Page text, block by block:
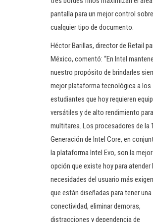
pantalla para un mejor control
cualquier tipo de documento.
Héctor Barillas, director de Retail
México, comentó: “En Intel
nuestro propósito de brindarles
mejor plataforma tecnológica a los
estudiantes que hoy requieren
versátiles y de alto rendimiento
multitarea. Los procesadores de la
Generación de Intel Core, en
la plataforma Intel Evo, son la mejor
opción que existe hoy para atender
necesidades del usuario más
que están diseñadas para tener
conectividad, eliminar demoras,
distracciones y dependencia de